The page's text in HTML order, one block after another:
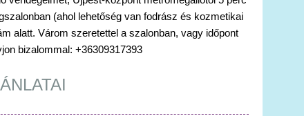
(ahol lehetőség van fodrász és kozmetikai
alatt. Várom szeretettel a szalonban, vagy időpont
bizalommal: +36309317393